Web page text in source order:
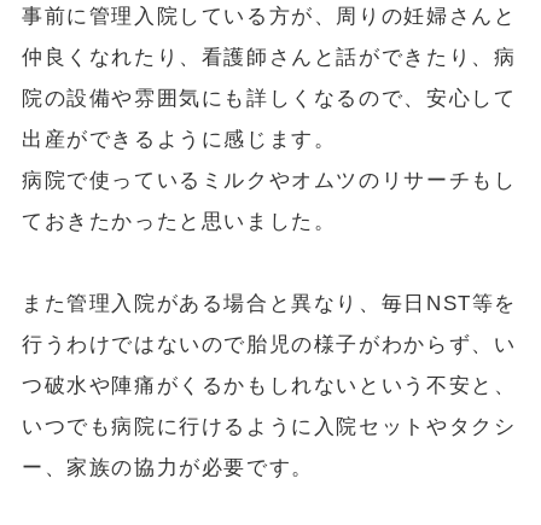
事前に管理入院している方が、周りの妊婦さんと
仲良くなれたり、看護師さんと話ができたり、病
院の設備や雰囲気にも詳しくなるので、安心して
出産ができるように感じます。
病院で使っているミルクやオムツのリサーチもし
ておきたかったと思いました。
また管理入院がある場合と異なり、毎日NST等を
行うわけではないので胎児の様子がわからず、い
つ破水や陣痛がくるかもしれないという不安と、
いつでも病院に行けるように入院セットやタクシ
ー、家族の協力が必要です。